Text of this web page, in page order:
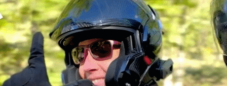
Menu
<
>
2026
2025
2024